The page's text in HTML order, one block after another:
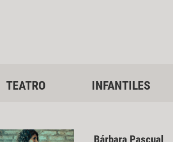
TEATRO INFANTILES
Bárbara Pascual